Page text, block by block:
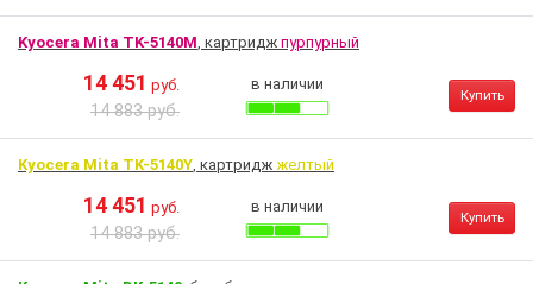
Kyocera Mita TK-5140M, картридж пурпурный
14 451 руб.
14 883 руб.
в наличии
Купить
Kyocera Mita TK-5140Y, картридж желтый
14 451 руб.
14 883 руб.
в наличии
Купить